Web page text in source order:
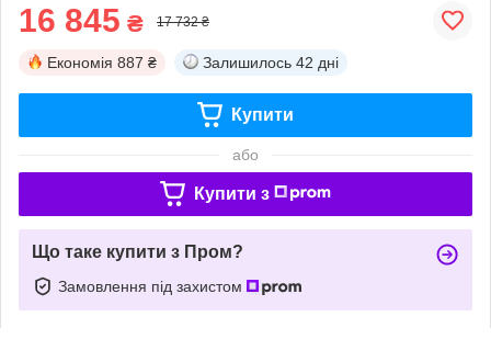
16 845 ₴ 17 732 ₴
Економія 887 ₴ Залишилось 42 дні
Купити
або
Купити з
Що таке купити з Пром?
Замовлення під захистом